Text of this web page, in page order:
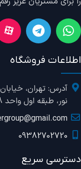
اطلاعات فروشگاه
آدرس: تهران،
نور، طبقه اول واحد 9118
09382702720
دسترسی سریع